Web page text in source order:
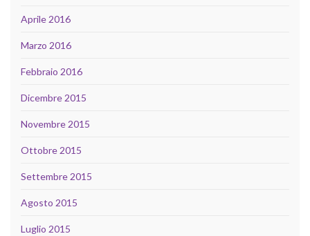
Aprile 2016
Marzo 2016
Febbraio 2016
Dicembre 2015
Novembre 2015
Ottobre 2015
Settembre 2015
Agosto 2015
Luglio 2015